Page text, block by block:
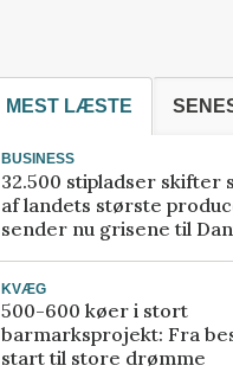
MEST LÆSTE
BUSINESS
32.500 stipladser skifter
af landets største
sender nu grisene til
KVÆG
500-600 køer i stort
barmarksprojekt: Fra
start til store drømme